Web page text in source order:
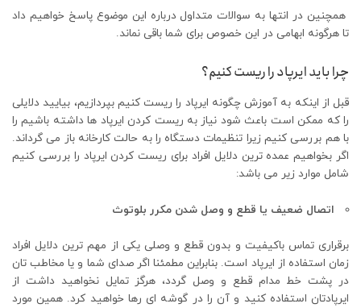
همچنین در انتها به سوالات متداول درباره این موضوع پاسخ خواهیم داد
تا هرگونه ابهامی در این خصوص برای شما باقی نماند.
چرا باید ایرپاد را ریست کنیم؟
قبل از اینکه به آموزش چگونه ایرپاد را ریست کنیم بپردازیم، بیایید دلایلی
را که ممکن است باعث شود نیاز به ریست کردن ایرپاد ها داشته باشیم را
با هم بررسی کنیم زیرا تنظیمات دستگاه را به حالت کارخانه باز می گرداند.
اگر بخواهیم عمده ترین دلایل افراد برای ریست کردن ایرپاد را بررسی کنیم
شامل موارد زیر می باشد:
اتصال ضعیف یا قطع و وصل شدن مکرر بلوتوث
برقراری تماس باکیفیت و بدون قطع و وصلی یکی از مهم ترین دلایل افراد
زمان استفاده از ایرپاد است. بنابراین مطمئنا اگر صدای شما و یا مخاطب تان
در پشت خط مدام قطع و وصل گردد، هرگز تمایل نخواهید داشت از
ایرپادتان استفاده کنید و آن را در گوشه ای رها خواهید کرد. همین مورد